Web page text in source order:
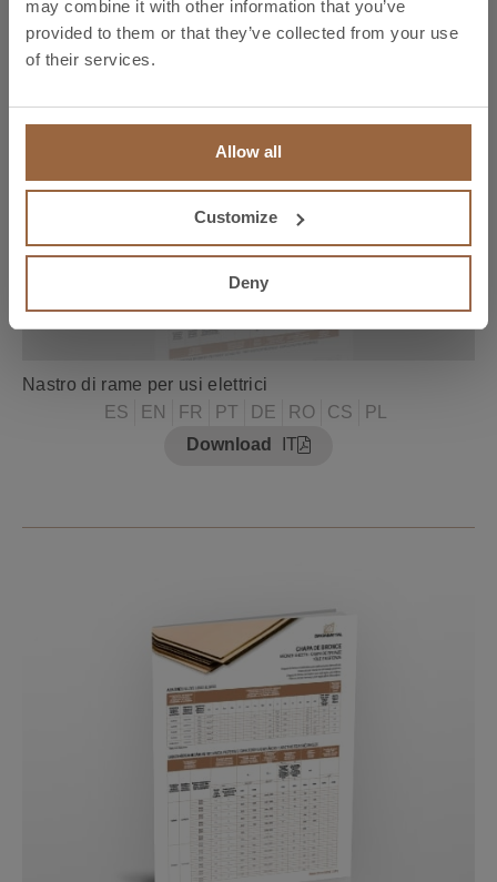
may combine it with other information that you’ve
provided to them or that they’ve collected from your use
of their services.
Allow all
Customize
Deny
Nastro di rame per usi elettrici
ES
EN FR PT DE RO CS
PL
Download
IT